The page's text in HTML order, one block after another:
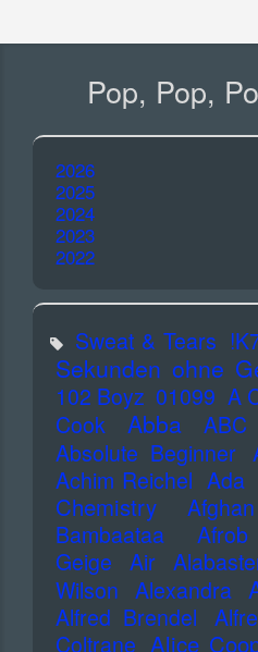
Pop, Pop,
2026
2025
2024
2023
2022
Sweat & Tears
Sekunden ohne
102 Boyz 01099 A
Cook
Abba ABC
Absolute Beginner
Achim Reichel Ada
Chemistry
Bambaataa
Afrob
Geige
Air
Wilson Alexandra
Alfred Brendel
Coltrane Alice